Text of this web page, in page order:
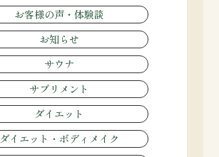
お客様の声・体験談
お知らせ
サウナ
サプリメント
ダイエット
ダイエット・ボディメイク